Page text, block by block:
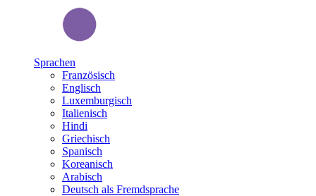
Sprachen
Französisch
Englisch
Luxemburgisch
Italienisch
Hindi
Griechisch
Spanisch
Koreanisch
Arabisch
Deutsch als Fremdsprache